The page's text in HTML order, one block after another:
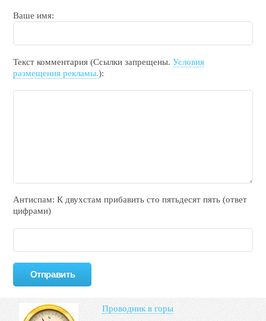
Ваше имя:
Текст комментария (Ссылки запрещены.Условия
размещения рекламы.):
Антиспам: К двухcтам прибавить cто пятьдecят пять (ответ
цифрами)
Проводник в горы